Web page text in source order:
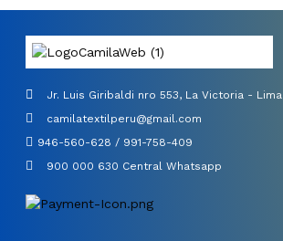
Jr. Luis Giribaldi nro 553, La Victoria - Lima
camilatextilperu@gmail.com
946-560-628 / 991-758-409
900 000 630 Central Whatsapp